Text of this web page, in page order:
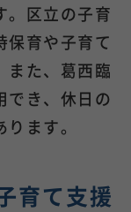
。区立の子育
保育や子育て
また、葛西臨
でき、休日の
ます。
育て支援